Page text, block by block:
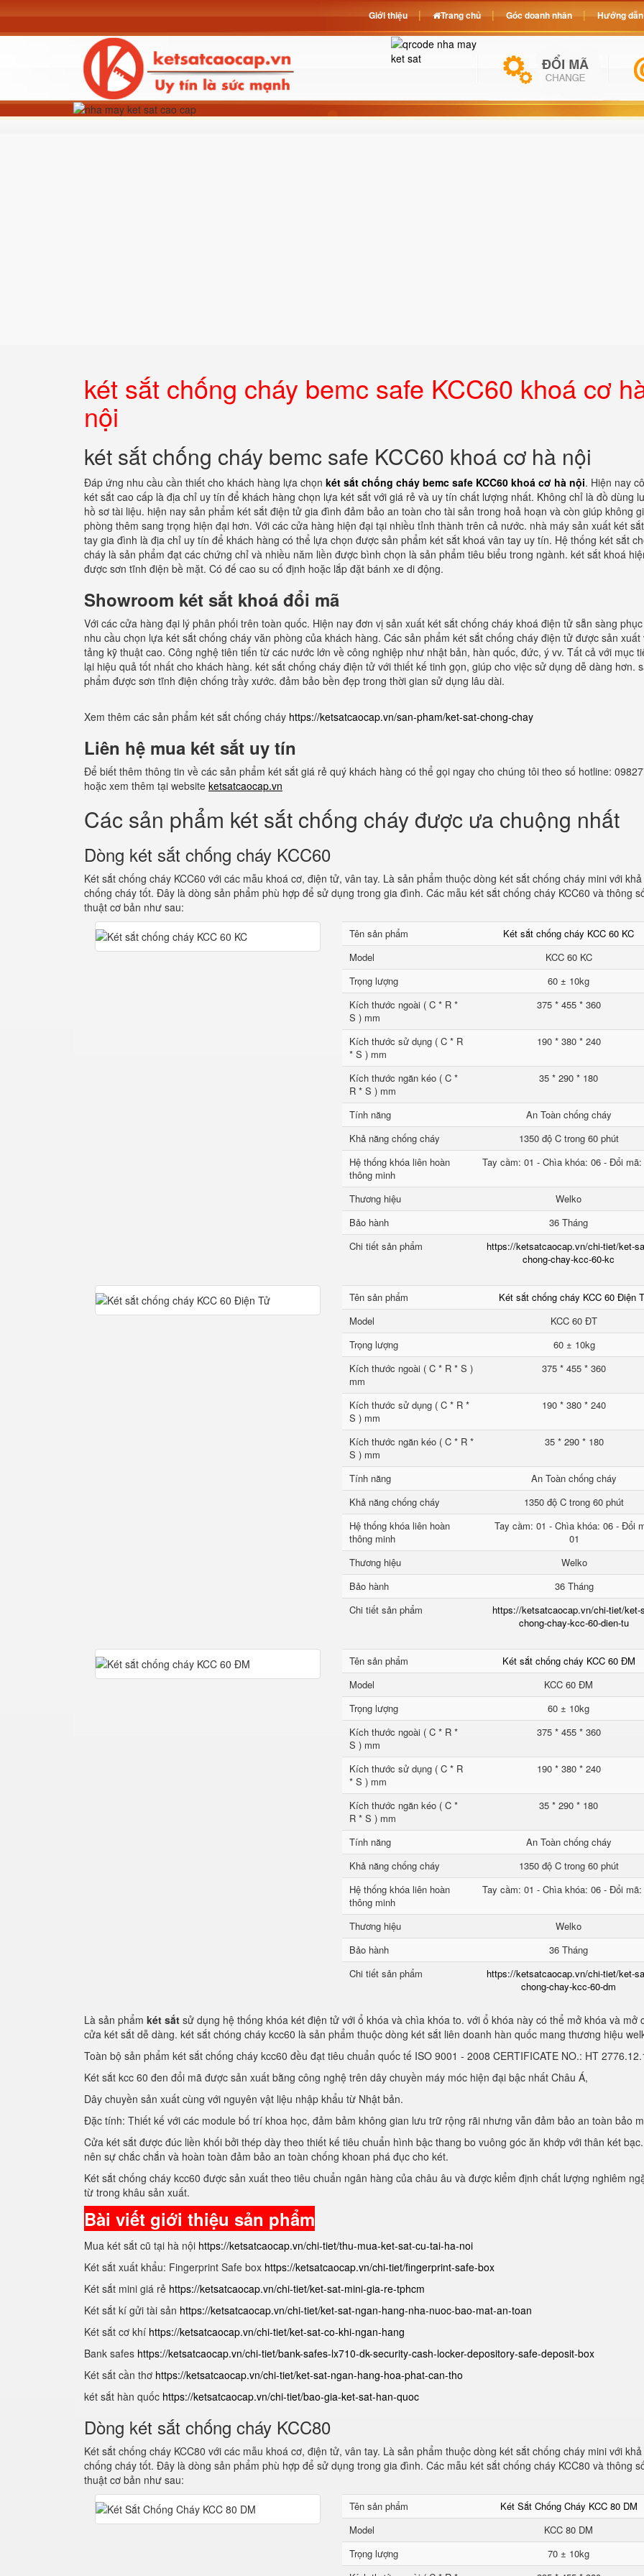
két sắt chống cháy bemc safe KCC60 khoá cơ
nội
két sắt chống cháy bemc safe KCC60 khoá cơ hà nội
Đáp ứng nhu cầu cần thiết cho khách hàng lựa chọn két sắt chống cháy bemc safe KCC60 khoá cơ hà nội. Hiện nay
két sắt cao cấp là địa chỉ uy tín để khách hàng chọn lựa két sắt với giá rẻ và uy tín chất lượng nhất. Không chỉ là đồ dùng
hồ sơ tài liệu. hiện nay sản phẩm két sắt điện tử gia đình đảm bảo an toàn cho tài sản trong hoả hoạn và còn giúp không
phòng thêm sang trọng hiện đại hơn. Với các cửa hàng hiện đại tại nhiều tỉnh thành trên cả nước. nhà máy sản xuất két
tay gia đình là địa chỉ uy tín để khách hàng có thể lựa chọn được sản phẩm két sắt khoá vân tay uy tín. Hệ thống két sắt
cháy là sản phẩm đạt các chứng chỉ và nhiều năm liền được bình chọn là sản phẩm tiêu biểu trong ngành. két sắt khoá
được sơn tĩnh điện bề mặt. Có đế cao su cố định hoặc lắp đặt bánh xe di động.
Showroom két sắt khoá đổi mã
Với các cửa hàng đại lý phân phối trên toàn quốc. Hiện nay đơn vị sản xuất két sắt chống cháy khoá điện tử sẵn sàng
nhu cầu chọn lựa két sắt chống cháy văn phòng của khách hàng. Các sản phẩm két sắt chống cháy điện tử được sản xuất
tảng kỹ thuật cao. Công nghệ tiên tiến từ các nước lớn về công nghiệp như nhật bản, hàn quốc, đức, ý vv. Tất cả với mục
lại hiệu quả tốt nhất cho khách hàng. két sắt chống cháy điện tử với thiết kế tinh gọn, giúp cho việc sử dụng dễ dàng hơn.
phẩm được sơn tĩnh điện chống trầy xước. đảm bảo bền đẹp trong thời gian sử dụng lâu dài.
Xem thêm các sản phẩm két sắt chống cháy https://ketsatcaocap.vn/san-pham/ket-sat-chong-chay
Liên hệ mua két sắt uy tín
Để biết thêm thông tin về các sản phẩm két sắt giá rẻ quý khách hàng có thể gọi ngay cho chúng tôi theo số hotline:
hoặc xem thêm tại website ketsatcaocap.vn
Các sản phẩm két sắt chống cháy được ưa chuộng nhất
Dòng két sắt chống cháy KCC60
Két sắt chống cháy KCC60 với các mẫu khoá cơ, điện tử, vân tay. Là sản phẩm thuộc dòng két sắt chống cháy mini với
chống cháy tốt. Đây là dòng sản phẩm phù hợp để sử dụng trong gia đình. Các mẫu két sắt chống cháy KCC60 và thông
thuật cơ bản như sau:
Tên sản phẩm
Két sắt chống cháy KCC 60 KC
Model
KCC 60 KC
Trọng lượng
60 ± 10kg
Kích thước ngoài ( C * R *
S ) mm
375 * 455 * 360
Kích thước sử dụng ( C * R
* S ) mm
190 * 380 * 240
Kích thước ngăn kéo ( C *
R * S ) mm
35 * 290 * 180
Tính năng
An Toàn chống cháy
Khả năng chống cháy
1350 độ C trong 60 phút
Hệ thống khóa liên hoàn
thông minh
Tay cầm: 01 - Chìa khóa: 06 - Đổi
Thương hiệu
Welko
Bảo hành
36 Tháng
Chi tiết sản phẩm
https://ketsatcaocap.vn/chi-tiet/ket-
chong-chay-kcc-60-kc
Tên sản phẩm
Két sắt chống cháy KCC 60 Điện
Model
KCC 60 ĐT
Trọng lượng
60 ± 10kg
Kích thước ngoài ( C * R * S )
mm
375 * 455 * 360
Kích thước sử dụng ( C * R *
S ) mm
190 * 380 * 240
Kích thước ngăn kéo ( C * R *
S ) mm
35 * 290 * 180
Tính năng
An Toàn chống cháy
Khả năng chống cháy
1350 độ C trong 60 phút
Hệ thống khóa liên hoàn
thông minh
Tay cầm: 01 - Chìa khóa: 06 - Đổi
01
Thương hiệu
Welko
Bảo hành
36 Tháng
Chi tiết sản phẩm
https://ketsatcaocap.vn/chi-tiet/ket-
chong-chay-kcc-60-dien-tu
Tên sản phẩm
Két sắt chống cháy KCC 60 ĐM
Model
KCC 60 ĐM
Trọng lượng
60 ± 10kg
Kích thước ngoài ( C * R *
S ) mm
375 * 455 * 360
Kích thước sử dụng ( C * R
* S ) mm
190 * 380 * 240
Kích thước ngăn kéo ( C *
R * S ) mm
35 * 290 * 180
Tính năng
An Toàn chống cháy
Khả năng chống cháy
1350 độ C trong 60 phút
Hệ thống khóa liên hoàn
thông minh
Tay cầm: 01 - Chìa khóa: 06 - Đổi
Thương hiệu
Welko
Bảo hành
36 Tháng
Chi tiết sản phẩm
https://ketsatcaocap.vn/chi-tiet/ket-
chong-chay-kcc-60-dm
Là sản phẩm két sắt sử dụng hệ thống khóa két điện tử với ổ khóa và chìa khóa to. với ổ khóa này có thể mở khóa và mở
cửa két sắt dễ dàng. két sắt chóng cháy kcc60 là sản phẩm thuộc dòng két sắt liên doanh hàn quốc mang thương hiệu
Toàn bộ sản phẩm két sắt chống cháy kcc60 đều đạt tiêu chuẩn quốc tế ISO 9001 - 2008 CERTIFICATE NO.: HT
Két sắt kcc 60 đen đổi mã được sản xuất bằng công nghệ trên dây chuyền máy móc hiện đại bậc nhất Châu Á,
Dây chuyền sản xuất cùng với nguyên vật liệu nhập khẩu từ Nhật bản.
Đặc tính: Thiết kế với các module bố trí khoa học, đảm bảm không gian lưu trữ rộng rãi nhưng vẫn đảm bảo an toàn bảo
Cửa két sắt được đúc liền khối bởi thép dày theo thiết kế tiêu chuẩn hình bậc thang bo vuông góc ăn khớp với thân két
nên sự chắc chắn và hoàn toàn đảm bảo an toàn chống khoan phá đục cho két.
Két sắt chống cháy kcc60 được sản xuất theo tiêu chuẩn ngân hàng của châu âu và được kiểm định chất lượng nghiêm
từ trong khâu sản xuất.
Bài viết giới thiệu sản phẩm
Mua két sắt cũ tại hà nội https://ketsatcaocap.vn/chi-tiet/thu-mua-ket-sat-cu-tai-ha-noi
Két sắt xuất khẩu: Fingerprint Safe box https://ketsatcaocap.vn/chi-tiet/fingerprint-safe-box
Két sắt mini giá rẻ https://ketsatcaocap.vn/chi-tiet/ket-sat-mini-gia-re-tphcm
Két sắt kí gửi tài sản https://ketsatcaocap.vn/chi-tiet/ket-sat-ngan-hang-nha-nuoc-bao-mat-an-toan
Két sắt cơ khí https://ketsatcaocap.vn/chi-tiet/ket-sat-co-khi-ngan-hang
Bank safes https://ketsatcaocap.vn/chi-tiet/bank-safes-lx710-dk-security-cash-locker-depository-safe-deposit-box
Két sắt cần thơ https://ketsatcaocap.vn/chi-tiet/ket-sat-ngan-hang-hoa-phat-can-tho
két sắt hàn quốc https://ketsatcaocap.vn/chi-tiet/bao-gia-ket-sat-han-quoc
Dòng két sắt chống cháy KCC80
Két sắt chống cháy KCC80 với các mẫu khoá cơ, điện tử, vân tay. Là sản phẩm thuộc dòng két sắt chống cháy mini với
chống cháy tốt. Đây là dòng sản phẩm phù hợp để sử dụng trong gia đình. Các mẫu két sắt chống cháy KCC80 và thông
thuật cơ bản như sau:
Tên sản phẩm
Két Sắt Chống Cháy KCC 80 DM
Model
KCC 80 DM
Trọng lượng
70 ± 10kg
Giới thiệu Trang chủ Góc doanh nhân Hướng